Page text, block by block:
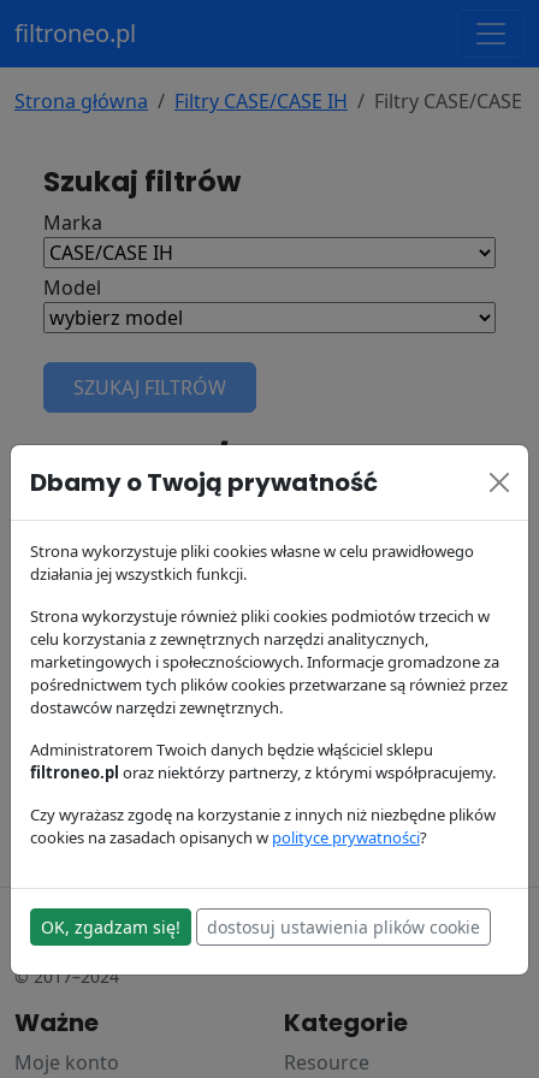
filtroneo.pl
Strona główna Filtry CASE/CASE IH Filtry CASE/CASE
Szukaj filtrów
Marka
Model
SZUKAJ FILTRÓW
Filtry doCASE/CASE IH 5240
rok: - marka silnika: CUMMINS 6BT5.9
Filtr powietrza
P119410
Donaldson
Filtr
hydrauliczny
P560653
254.33 zł
P182059
Donaldson
filtroneo.pl
© 2017–2024
Ważne
Moje konto
Kategorie
Resource
Dbamy o Twoją prywatność
Strona wykorzystuje pliki cookies własne w celu prawidłowego
działania jej wszystkich funkcji.
Strona wykorzystuje również pliki cookies podmiotów trzecich w
celu korzystania z zewnętrznych narzędzi analitycznych,
marketingowych i społecznościowych. Informacje gromadzone za
pośrednictwem tych plików cookies przetwarzane są również przez
dostawców narzędzi zewnętrznych.
Administratorem Twoich danych będzie włąściciel sklepu
filtroneo.pl oraz niektórzy partnerzy, z którymi współpracujemy.
Czy wyrażasz zgodę na korzystanie z innych niż niezbędne plików
cookies na zasadach opisanych w polityce prywatności?
OK, zgadzam się! dostosuj ustawienia plików cookie